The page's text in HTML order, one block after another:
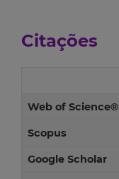
Citações
Web of Science®
Scopus
Google Scholar